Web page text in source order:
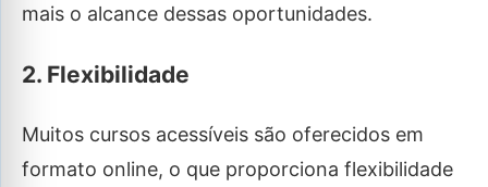
mais o alcance dessas oportunidades.
2. Flexibilidade
Muitos cursos acessíveis são oferecidos em
formato online, o que proporciona flexibilidade